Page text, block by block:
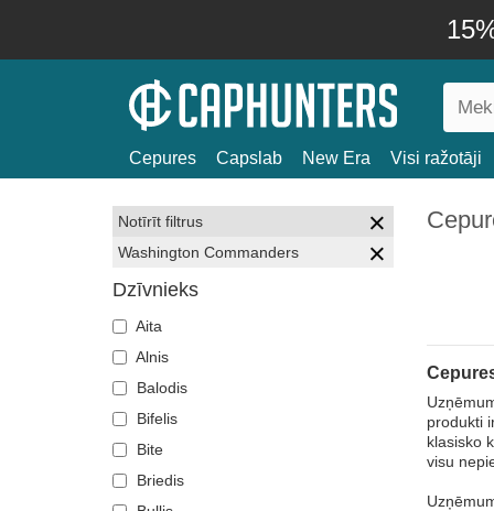
Cepures Capslab New Era Visi ražotāji
Notīrīt filtrus
Washington Commanders
Dzīvnieks
Aita
Alnis
Balodis
Bifelis
Bite
Briedis
produkti
klasisko
visu